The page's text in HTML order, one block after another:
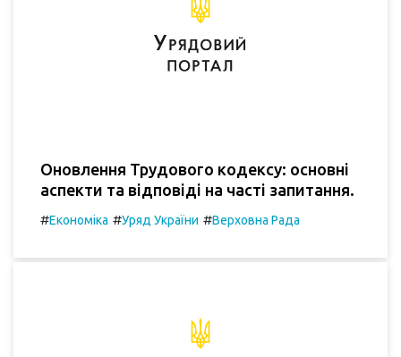
Оновлення Трудового кодексу: основні
аспекти та відповіді на часті запитання.
#Економіка #Уряд України #Верховна Рада